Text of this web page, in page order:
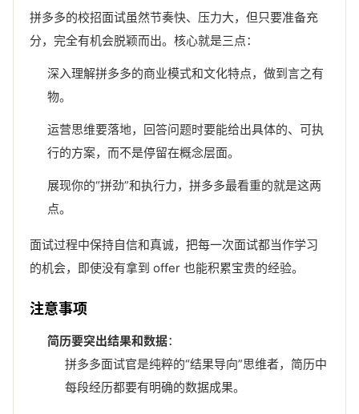
拼多多的校招面试虽然节奏快、压力大，但只要准备充
分，完全有机会脱颖而出。核心就是三点：
深入理解拼多多的商业模式和文化特点，做到言之有
物。
运营思维要落地，回答问题时要能给出具体的、可执
行的方案，而不是停留在概念层面。
展现你的“拼劲”和执行力，拼多多最看重的就是这两
点。
面试过程中保持自信和真诚，把每一次面试都当作学习
的机会，即使没有拿到 offer 也能积累宝贵的经验。
注意事项
简历要突出结果和数据：
拼多多面试官是纯粹的“结果导向”思维者，简历中
每段经历都要有明确的数据成果。